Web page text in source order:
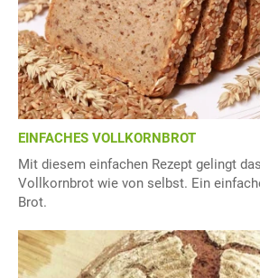
EINFACHES VOLLKORNBROT
Mit diesem einfachen Rezept gelingt
Vollkornbrot wie von selbst. Ein
Brot.